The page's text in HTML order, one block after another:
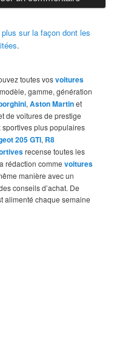
sur la façon dont les
.
toutes vosvoitures
gamme, génération
,Aston Martinet
de voitures de prestige
sportives plus populaires
205 GTI, R8
recense toutes les
rédaction commevoitures
manière avec un
conseils d’achat. De
alimenté chaque semaine